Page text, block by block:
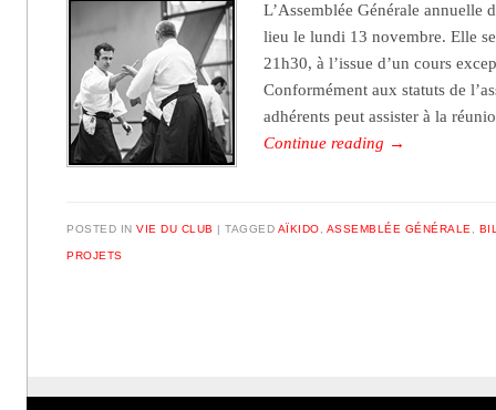
L’Assemblée Générale annuelle
lieu le lundi 13 novembre. Elle
21h30, à l’issue d’un cours
Conformément aux statuts de
adhérents peut assister à la
Continue reading →
POSTED INVIE DU CLUB TAGGED AÏKIDO, ASSEMBLÉE GÉNÉRALE,
PROJETS